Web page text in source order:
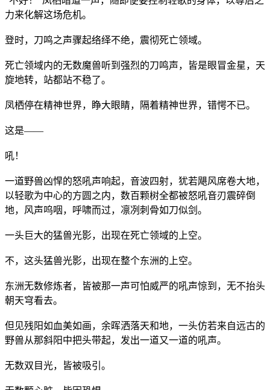
力来化解这场危机。
登时，刀鸣之声骤起络绎不绝，震彻死亡领域。
死亡领域内的无数魔兽听到强烈的刀鸣声，皆是眼冒金星，天
旋地转，站都站不稳了。
凤栖停在精神世界，睁大眼睛，隔着精神世界，错愕不已。
这是——
吼！
一道野兽凶悍的怒吼声响起，音波四射，犹若飓风席卷大地，
以轻歌为中心的方圆之内，数百颗树全都被怒吼音刃震碎倒
地，风声呜咽，呼啸而过，凛冽刺骨如刀似剑。
一头巨大的猛兽光影，出现在死亡领域的上空。
不，这头猛兽光影，出现在整个东洲的上空。
东洲无数修炼者，皆被那一声可怕威严的吼声惊到，无不抬头
朝天穹看去。
但见残阳如血美如画，余晖洒落天和地，一头仿若来自远古的
野兽从那斜阳中把头带起，发出一道又一道的吼声。
无数双目光，皆被吸引。